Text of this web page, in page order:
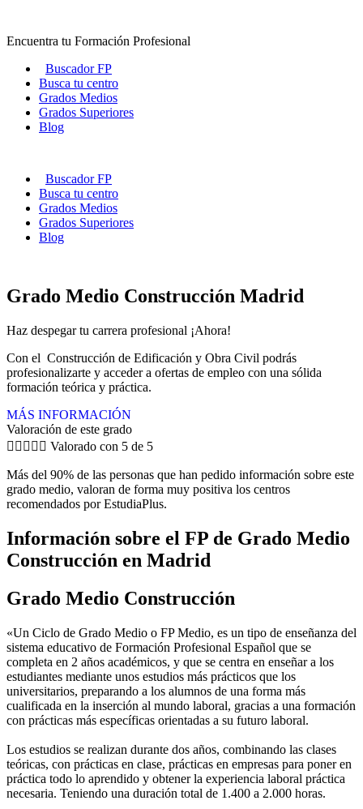
contenido
Encuentra tu Formación Profesional
Buscador FP
Busca tu centro
Grados Medios
Grados Superiores
Blog
Buscador FP
Busca tu centro
Grados Medios
Grados Superiores
Blog
Grado Medio Construcción Madrid
Haz despegar tu carrera profesional ¡Ahora!
Con el Construcción de Edificación y Obra Civil podrás
profesionalizarte y acceder a ofertas de empleo con una sólida
formación teórica y práctica.
MÁS INFORMACIÓN
Valoración de este grado
     Valorado con 5 de 5
Más del 90% de las personas que han pedido información sobre este
grado medio, valoran de forma muy positiva los centros
recomendados por EstudiaPlus.
Información sobre el FP de Grado Medio
Construcción en Madrid
Grado Medio Construcción
«Un Ciclo de Grado Medio o FP Medio, es un tipo de enseñanza del
sistema educativo de Formación Profesional Español que se
completa en 2 años académicos, y que se centra en enseñar a los
estudiantes mediante unos estudios más prácticos que los
universitarios, preparando a los alumnos de una forma más
cualificada en la inserción al mundo laboral, gracias a una formación
con prácticas más específicas orientadas a su futuro laboral.
Los estudios se realizan durante dos años, combinando las clases
teóricas, con prácticas en clase, prácticas en empresas para poner en
práctica todo lo aprendido y obtener la experiencia laboral práctica
necesaria. Teniendo una duración total de 1.400 a 2.000 horas.